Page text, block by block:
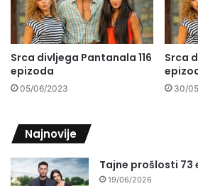
Srca divljega Pantanala 116
epizoda
05/06/2023
Srca
30/
Najnovije
Tajne prošlosti 73
19/06/2026